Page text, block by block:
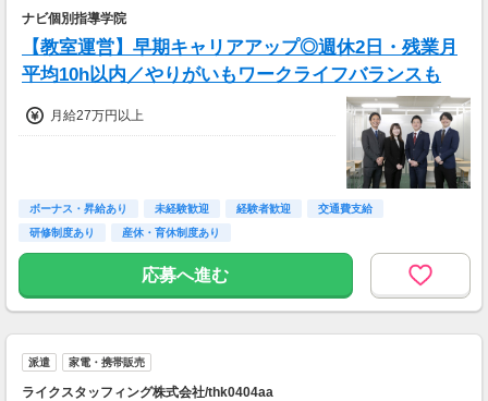
ナビ個別指導学院
【教室運営】早期キャリアアップ◎週休2日・残業月
平均10h以内／やりがいもワークライフバランスも
月給27万円以上
ボーナス・昇給あり 未経験歓迎 経験者歓迎
交通費支給
研修制度あり
産休・育休制度あり
応募へ進む
派遣 家電・携帯販売
ライクスタッフィング株式会社/thk0404aa